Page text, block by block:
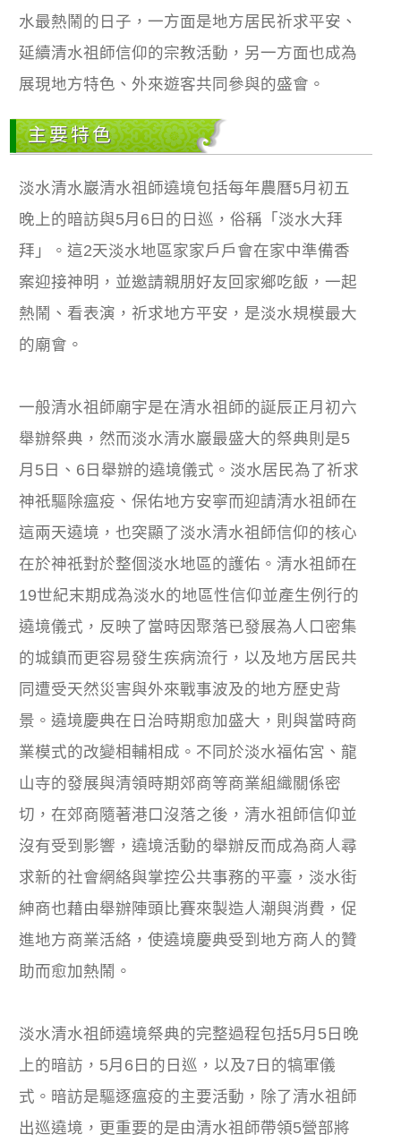
水最熱鬧的日子，一方面是地方居民祈求平安、
延續清水祖師信仰的宗教活動，另一方面也成為
展現地方特色、外來遊客共同參與的盛會。
主要特色
淡水清水巖清水祖師遶境包括每年農曆5月初五
晚上的暗訪與5月6日的日巡，俗稱「淡水大拜
拜」。這2天淡水地區家家戶戶會在家中準備香
案迎接神明，並邀請親朋好友回家鄉吃飯，一起
熱鬧、看表演，祈求地方平安，是淡水規模最大
的廟會。
一般清水祖師廟宇是在清水祖師的誕辰正月初六
舉辦祭典，然而淡水清水巖最盛大的祭典則是5
月5日、6日舉辦的遶境儀式。淡水居民為了祈求
神祇驅除瘟疫、保佑地方安寧而迎請清水祖師在
這兩天遶境，也突顯了淡水清水祖師信仰的核心
在於神祇對於整個淡水地區的護佑。清水祖師在
19世紀末期成為淡水的地區性信仰並產生例行的
遶境儀式，反映了當時因聚落已發展為人口密集
的城鎮而更容易發生疾病流行，以及地方居民共
同遭受天然災害與外來戰事波及的地方歷史背
景。遶境慶典在日治時期愈加盛大，則與當時商
業模式的改變相輔相成。不同於淡水福佑宮、龍
山寺的發展與清領時期郊商等商業組織關係密
切，在郊商隨著港口沒落之後，清水祖師信仰並
沒有受到影響，遶境活動的舉辦反而成為商人尋
求新的社會網絡與掌控公共事務的平臺，淡水街
紳商也藉由舉辦陣頭比賽來製造人潮與消費，促
進地方商業活絡，使遶境慶典受到地方商人的贊
助而愈加熱鬧。
淡水清水祖師遶境祭典的完整過程包括5月5日晚
上的暗訪，5月6日的日巡，以及7日的犒軍儀
式。暗訪是驅逐瘟疫的主要活動，除了清水祖師
出巡遶境，更重要的是由清水祖師帶領5營部將